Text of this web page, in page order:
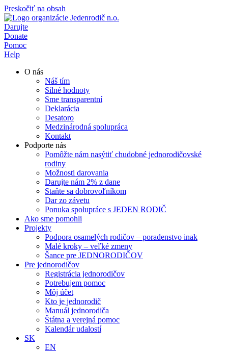
Preskočiť na obsah
Darujte
Donate
Pomoc
Help
O nás
Náš tím
Silné hodnoty
Sme transparentní
Deklarácia
Desatoro
Medzinárodná spolupráca
Kontakt
Podporte nás
Pomôžte nám nasýtiť chudobné jednorodičovské
rodiny
Možnosti darovania
Darujte nám 2% z dane
Staňte sa dobrovoľníkom
Dar zo závetu
Ponuka spolupráce s JEDEN RODIČ
Ako sme pomohli
Projekty
Podpora osamelých rodičov – poradenstvo inak
Malé kroky – veľké zmeny
Šance pre JEDNORODIČOV
Pre jednorodičov
Registrácia jednorodičov
Potrebujem pomoc
Môj účet
Kto je jednorodič
Manuál jednorodiča
Štátna a verejná pomoc
Kalendár udalostí
SK
EN